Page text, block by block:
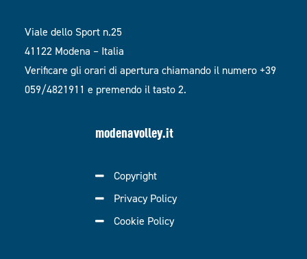
Viale dello Sport n.25
41122 Modena – Italia
Verificare gli orari di apertura chiamando il numero +39
059/4821911 e premendo il tasto 2.
modenavolley.it
Copyright
Privacy Policy
Cookie Policy